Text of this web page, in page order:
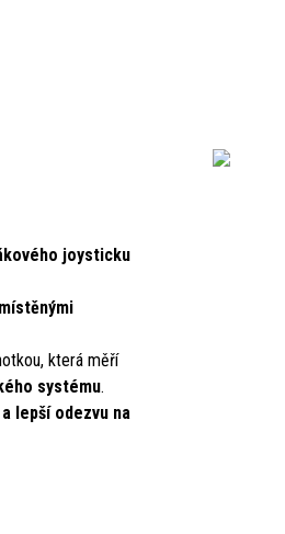
joysticku
která měří
systému.
lepší odezvu na